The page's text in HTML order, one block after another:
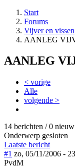
Start
Forums
Vijver en vissen
AANLEG
AANLEG
< vorige
Alle
volgende >
14 berichten / 0 nieuw
Onderwerp gesloten
Laatste bericht
#1 zo, 05/11/2006 -
PvdM